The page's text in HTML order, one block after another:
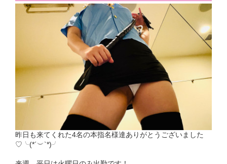
昨日も来てくれた4名の本指名様達ありがとうございました
♡╰(*´︶`*)╯